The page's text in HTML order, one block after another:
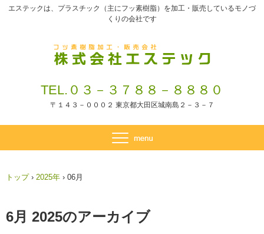
エステックは、プラスチック（主にフッ素樹脂）を加工・販売しているモノづ
くりの会社です
TEL.０３－３７８８－８８８０
〒１４３－０００２ 東京都大田区城南島２－３－７
トップ › 2025年 › 06月
6月 2025のアーカイブ